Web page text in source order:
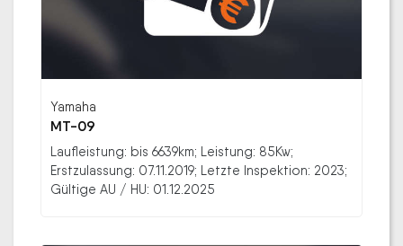
Yamaha
MT-09
Laufleistung: bis 6639km; Leistung: 85Kw;
Erstzulassung: 07.11.2019; Letzte Inspektion: 2023;
Gültige AU / HU: 01.12.2025